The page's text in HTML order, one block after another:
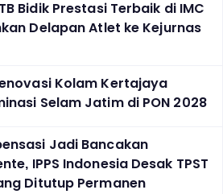
Bidik Prestasi Terbaik di IMC
Delapan Atlet ke Kejurnas
Kolam Kertajaya
Selam Jatim di PON 2028
Jadi Bancakan
IPPS Indonesia Desak TPST
Ditutup Permanen